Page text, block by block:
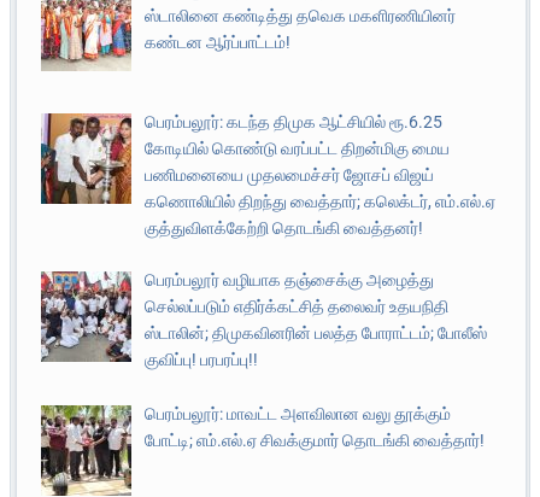
ஸ்டாலினை கண்டித்து தவெக மகளிரணியினர்
கண்டன ஆர்ப்பாட்டம்!
பெரம்பலூர்: கடந்த திமுக ஆட்சியில் ரூ.6.25
கோடியில் கொண்டு வரப்பட்ட திறன்மிகு மைய
பணிமனையை முதலமைச்சர் ஜோசப் விஜய்
கணொலியில் திறந்து வைத்தார்; கலெக்டர், எம்.எல்.ஏ
குத்துவிளக்கேற்றி தொடங்கி வைத்தனர்!
பெரம்பலூர் வழியாக தஞ்சைக்கு அழைத்து
செல்லப்படும் எதிர்க்கட்சித் தலைவர் உதயநிதி
ஸ்டாலின்; திமுகவினரின் பலத்த போராட்டம்; போலீஸ்
குவிப்பு! பரபரப்பு!!
பெரம்பலூர்: மாவட்ட அளவிலான வலு தூக்கும்
போட்டி; எம்.எல்.ஏ சிவக்குமார் தொடங்கி வைத்தார்!